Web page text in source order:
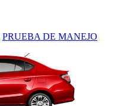
PRUEBA DE MANEJO